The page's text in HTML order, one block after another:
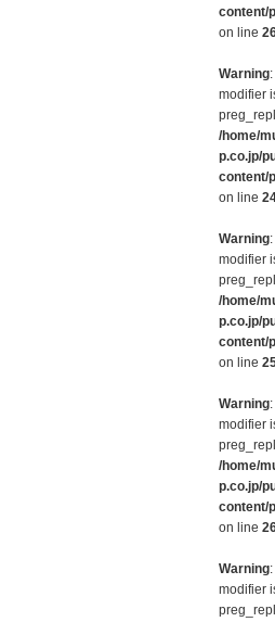
content/
on line
Warning
modifier
/home/
p.co.jp/
content/
on line
Warning
modifier
/home/
p.co.jp/
content/
on line
Warning
modifier
/home/
p.co.jp/
content/
on line
Warning
modifier